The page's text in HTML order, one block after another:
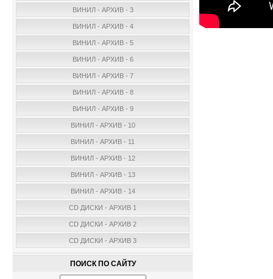
ВИНИЛ - АРХИВ - 3
ВИНИЛ - АРХИВ - 4
ВИНИЛ - АРХИВ - 5
ВИНИЛ - АРХИВ - 6
ВИНИЛ - АРХИВ - 7
ВИНИЛ - АРХИВ - 8
ВИНИЛ - АРХИВ - 9
ВИНИЛ - АРХИВ - 10
ВИНИЛ - АРХИВ - 11
ВИНИЛ - АРХИВ - 12
ВИНИЛ - АРХИВ - 13
ВИНИЛ - АРХИВ - 14
CD ДИСКИ - АРХИВ 1
CD ДИСКИ - АРХИВ 2
CD ДИСКИ - АРХИВ 3
ПОИСК ПО САЙТУ